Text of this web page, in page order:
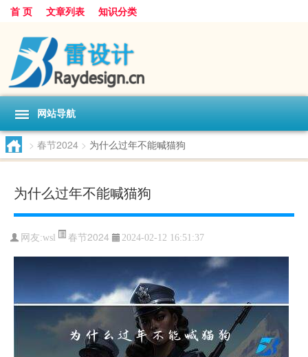
首 页 文章列表 知识分类
网站导航
> 春节2024 > 为什么过年不能喊猫狗
为什么过年不能喊猫狗
网友:wsl 春节2024 2024-02-12 16:51:37